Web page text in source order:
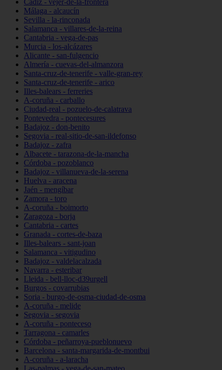
Cádiz - vejer-de-la-frontera
Málaga - alcaucín
Sevilla - la-rinconada
Salamanca - villares-de-la-reina
Cantabria - vega-de-pas
Murcia - los-alcázares
Alicante - san-fulgencio
Almería - cuevas-del-almanzora
Santa-cruz-de-tenerife - valle-gran-rey
Santa-cruz-de-tenerife - arico
Illes-balears - ferreries
A-coruña - carballo
Ciudad-real - pozuelo-de-calatrava
Pontevedra - pontecesures
Badajoz - don-benito
Segovia - real-sitio-de-san-ildefonso
Badajoz - zafra
Albacete - tarazona-de-la-mancha
Córdoba - pozoblanco
Badajoz - villanueva-de-la-serena
Huelva - aracena
Jaén - mengíbar
Zamora - toro
A-coruña - boimorto
Zaragoza - borja
Cantabria - cartes
Granada - cortes-de-baza
Illes-balears - sant-joan
Salamanca - vitigudino
Badajoz - valdelacalzada
Navarra - esteribar
Lleida - bell-lloc-d39urgell
Burgos - covarrubias
Soria - burgo-de-osma-ciudad-de-osma
A-coruña - melide
Segovia - segovia
A-coruña - ponteceso
Tarragona - camarles
Córdoba - peñarroya-pueblonuevo
Barcelona - santa-margarida-de-montbui
A-coruña - a-laracha
Las-palmas - vega-de-san-mateo